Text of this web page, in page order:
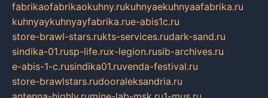
fabrikaofabrikaokuhny.rukuhnyaekuhnyaafabrika.ru
kuhnyaykuhnyayfabrika.rue-abis1c.ru
store-brawl-stars.rukts-services.rudark-sand.ru
sindika-01.rusp-life.rux-legion.rusib-archives.ru
e-abis-1-c.rusindika01.ruvenda-festival.ru
store-brawlstars.rudooraleksandria.ru